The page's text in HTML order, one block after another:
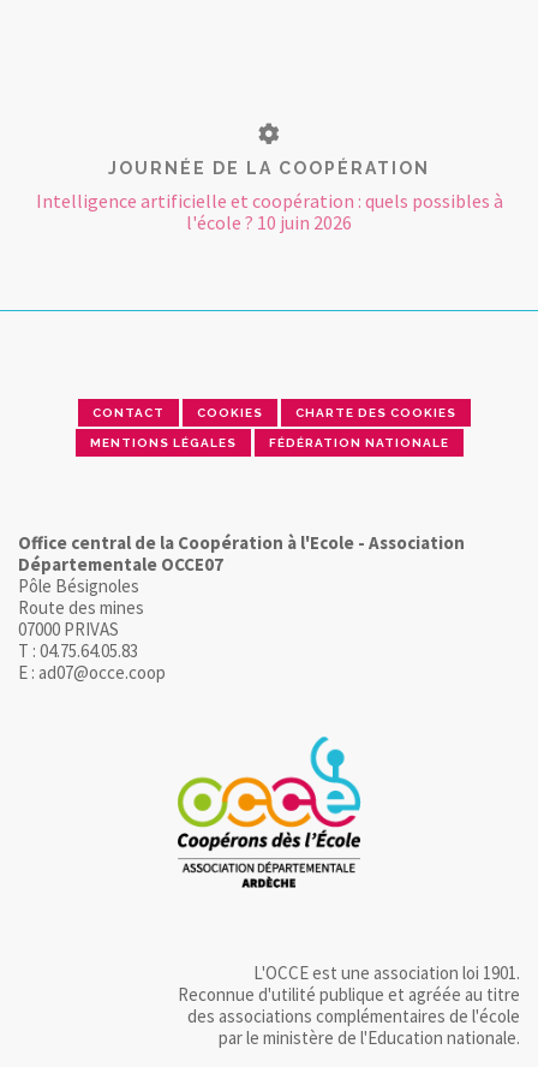
JOURNÉE DE LA COOPÉRATION
Intelligence artificielle et coopération : quels possibles à
l'école ? 10 juin 2026
CONTACT COOKIES CHARTE DES COOKIES
MENTIONS LÉGALES FÉDÉRATION NATIONALE
Office central de la Coopération à l'Ecole - Association
Départementale OCCE07
Pôle Bésignoles
Route des mines
07000 PRIVAS
T : 04.75.64.05.83
E : ad07@occe.coop
L'OCCE est une association loi 1901.
Reconnue d'utilité publique et agréée au titre
des associations complémentaires de l'école
par le ministère de l'Education nationale.